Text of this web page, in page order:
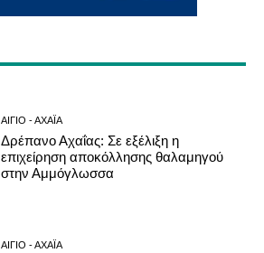
ΑΊΓΙΟ - ΑΧΑΪ́Α
Δρέπανο Αχαΐας: Σε εξέλιξη η
επιχείρηση αποκόλλησης θαλαμηγού
στην Αμμόγλωσσα
ΑΊΓΙΟ - ΑΧΑΪ́Α